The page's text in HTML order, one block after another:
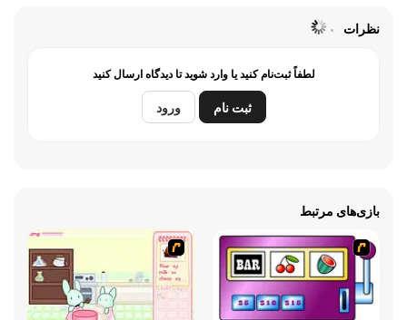
نظرات
لطفاً ثبت‌نام کنید یا وارد شوید تا دیدگاه ارسال کنید
ثبت نام ورود
بازی‌های مرتبط